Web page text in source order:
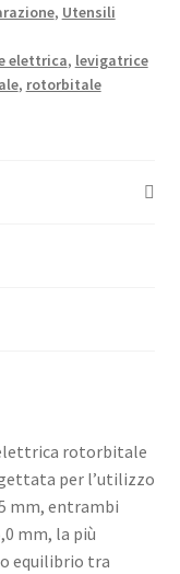
, Utensili
elettrica, levigatrice
, rotorbitale
elettrica rotorbitale
per l’utilizzo
mm, entrambi
mm, la più
equilibrio tra